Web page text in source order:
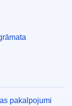
pakalpojumi